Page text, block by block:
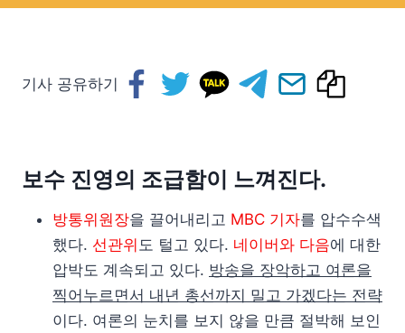
기사 공유하기
보수 진영의 조급함이 느껴진다.
방통위원장을 끌어내리고 MBC 기자를 압수수색
했다. 선관위 도 털고 있다. 네이버와 다음에 대한
압박도 계속되고 있다. 방송을 장악하고 여론을
찍어누르면서 내년 총선까지 밀고 가겠다는 전략
이다. 여론의 눈치를 보지 않을 만큼 절박해 보인